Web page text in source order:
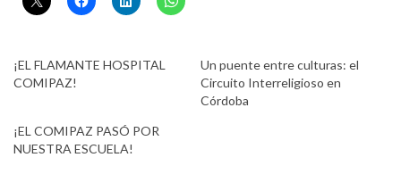
¡EL FLAMANTE HOSPITAL
COMIPAZ!
Un puente entre culturas: el
Circuito Interreligioso en
Córdoba
¡EL COMIPAZ PASÓ POR
NUESTRA ESCUELA!